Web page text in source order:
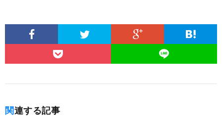
関連する記事